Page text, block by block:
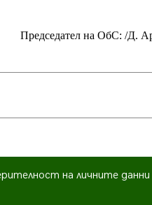
Председател на ОбС: /Д.
на личните данни